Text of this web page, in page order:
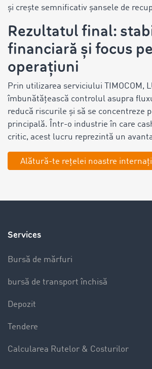
și crește semnificativ șansele de
Rezultatul final:
financiară și focus pe
operațiuni
Prin utilizarea serviciului TIMOCOM,
îmbunătățească controlul asupra
reducă riscurile și să se concentreze
principală. Într-o industrie în care
critic, acest lucru reprezintă un
Alătură-te rețelei noastre
Services
Bursă de mărfuri
bursă de transport închisă
Depozit
Tendere
Calcularea Rutelor & Costurilor